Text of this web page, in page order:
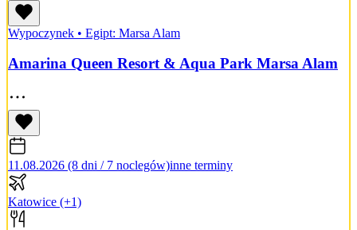
Wypoczynek • Egipt: Marsa Alam
Amarina Queen Resort & Aqua Park Marsa Alam
11.08.2026 (8 dni / 7 noclegów)inne terminy
Katowice (+1)